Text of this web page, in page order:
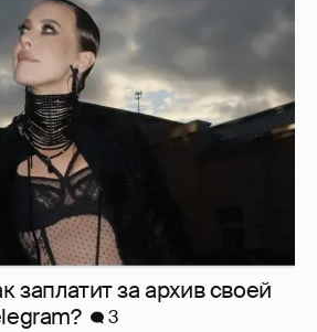
заплатит за архив своей
3